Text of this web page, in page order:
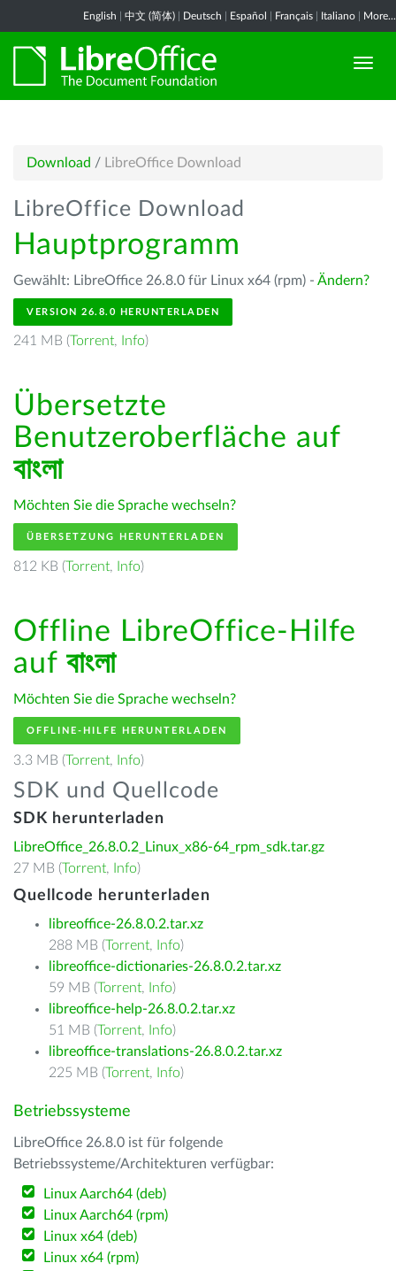
English 中文 (简体) Deutsch Español Français Italiano More...
Download / LibreOffice Download
LibreOffice Download
Hauptprogramm
Gewählt: LibreOffice 26.8.0 für Linux x64 (rpm) - Ändern?
VERSION 26.8.0 HERUNTERLADEN
241 MB (Torrent, Info)
Übersetzte
Benutzeroberfläche auf
বাংলা
Möchten Sie die Sprache wechseln?
ÜBERSETZUNG HERUNTERLADEN
812 KB (Torrent, Info)
Offline LibreOffice-Hilfe
auf বাংলা
Möchten Sie die Sprache wechseln?
OFFLINE-HILFE HERUNTERLADEN
3.3 MB (Torrent, Info)
SDK und Quellcode
SDK herunterladen
LibreOffice_26.8.0.2_Linux_x86-64_rpm_sdk.tar.gz
27 MB (Torrent, Info)
Quellcode herunterladen
libreoffice-26.8.0.2.tar.xz
288 MB (Torrent, Info)
libreoffice-dictionaries-26.8.0.2.tar.xz
59 MB (Torrent, Info)
libreoffice-help-26.8.0.2.tar.xz
51 MB (Torrent, Info)
libreoffice-translations-26.8.0.2.tar.xz
225 MB (Torrent, Info)
Betriebssysteme
LibreOffice 26.8.0 ist für folgende
Betriebssysteme/Architekturen verfügbar:
Linux Aarch64 (deb)
Linux Aarch64 (rpm)
Linux x64 (deb)
Linux x64 (rpm)